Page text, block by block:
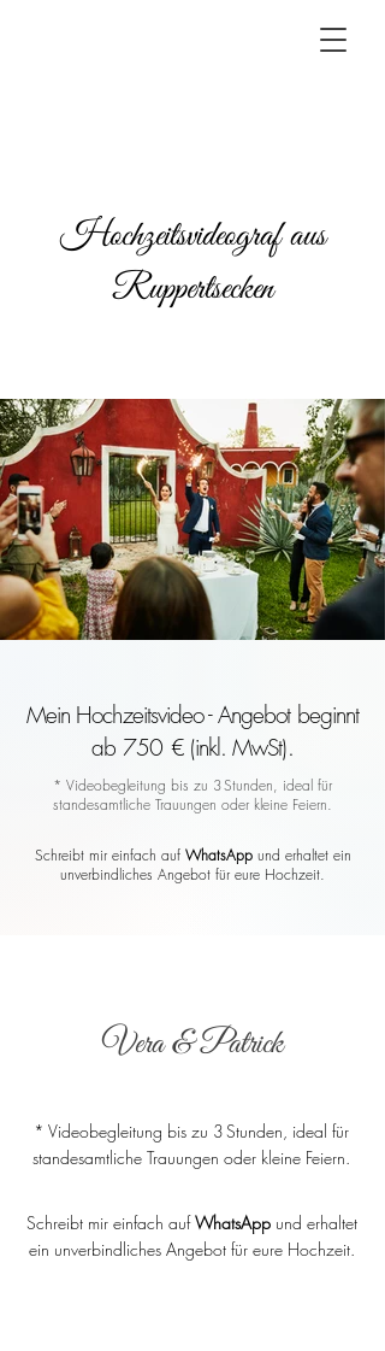
Hochzeitsvideograf aus
Ruppertsecken
Mein Hochzeitsvideo - Angebot beginnt
ab 750 € (inkl. MwSt).
* Videobegleitung bis zu 3 Stunden, ideal für
standesamtliche Trauungen oder kleine Feiern.
Schreibt mir einfach auf WhatsAppund erhaltet ein
unverbindliches Angebot für eure Hochzeit.
Vera & Patrick
* Videobegleitung bis zu 3 Stunden, ideal für
standesamtliche Trauungen oder kleine Feiern.
Schreibt mir einfach aufWhatsAppund erhaltet
ein unverbindliches Angebot für eure Hochzeit.